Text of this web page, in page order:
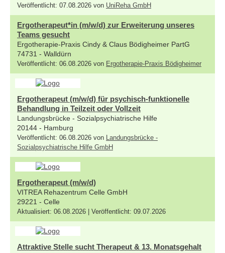
Veröffentlicht: 07.08.2026 von UniReha GmbH
Ergotherapeut*in (m/w/d) zur Erweiterung unseres
Teams gesucht
Ergotherapie-Praxis Cindy & Claus Bödigheimer PartG
74731 - Walldürn
Veröffentlicht: 06.08.2026 von Ergotherapie-Praxis Bödigheimer
Ergotherapeut (m/w/d) für psychisch-funktionelle
Behandlung in Teilzeit oder Vollzeit
Landungsbrücke - Sozialpsychiatrische Hilfe
20144 - Hamburg
Veröffentlicht: 06.08.2026 von
Landungsbrücke -
Sozialpsychiatrische Hilfe GmbH
Ergotherapeut (m/w/d)
VITREA Rehazentrum Celle GmbH
29221 - Celle
Aktualisiert: 06.08.2026 | Veröffentlicht: 09.07.2026
Attraktive Stelle sucht Therapeut & 13. Monatsgehalt